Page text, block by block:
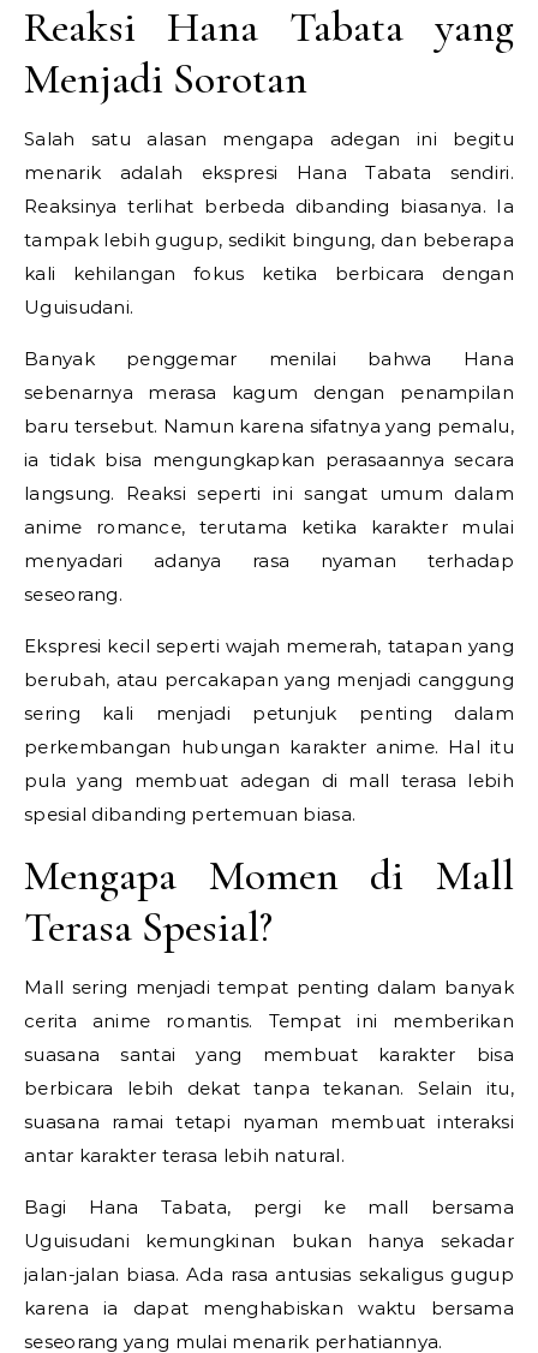
Reaksi Hana Tabata yang
Menjadi Sorotan
Salah satu alasan mengapa adegan ini begitu
menarik adalah ekspresi Hana Tabata sendiri.
Reaksinya terlihat berbeda dibanding biasanya. Ia
tampak lebih gugup, sedikit bingung, dan beberapa
kali kehilangan fokus ketika berbicara dengan
Uguisudani.
Banyak penggemar menilai bahwa Hana
sebenarnya merasa kagum dengan penampilan
baru tersebut. Namun karena sifatnya yang pemalu,
ia tidak bisa mengungkapkan perasaannya secara
langsung. Reaksi seperti ini sangat umum dalam
anime romance, terutama ketika karakter mulai
menyadari adanya rasa nyaman terhadap
seseorang.
Ekspresi kecil seperti wajah memerah, tatapan yang
berubah, atau percakapan yang menjadi canggung
sering kali menjadi petunjuk penting dalam
perkembangan hubungan karakter anime. Hal itu
pula yang membuat adegan di mall terasa lebih
spesial dibanding pertemuan biasa.
Mengapa Momen di Mall
Terasa Spesial?
Mall sering menjadi tempat penting dalam banyak
cerita anime romantis. Tempat ini memberikan
suasana santai yang membuat karakter bisa
berbicara lebih dekat tanpa tekanan. Selain itu,
suasana ramai tetapi nyaman membuat interaksi
antar karakter terasa lebih natural.
Bagi Hana Tabata, pergi ke mall bersama
Uguisudani kemungkinan bukan hanya sekadar
jalan-jalan biasa. Ada rasa antusias sekaligus gugup
karena ia dapat menghabiskan waktu bersama
seseorang yang mulai menarik perhatiannya.